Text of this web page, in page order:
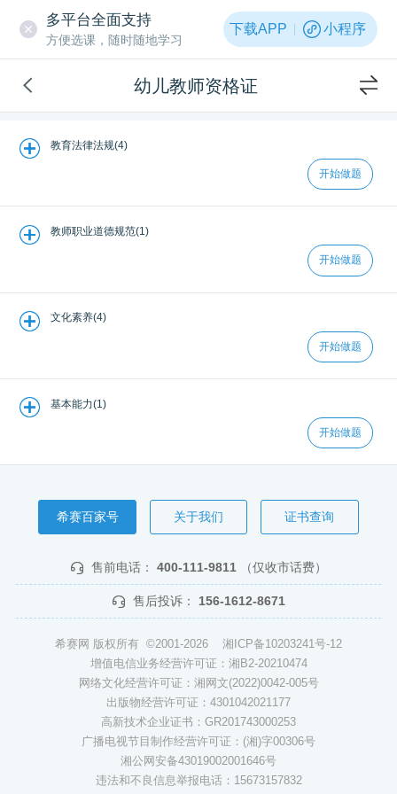
多平台全面支持
方便选课，随时随地学习
下载APP 小程序
幼儿教师资格证
教育法律法规(4)
开始做题
教师职业道德规范(1)
开始做题
文化素养(4)
开始做题
基本能力(1)
开始做题
希赛百家号 关于我们 证书查询
售前电话： 400-111-9811 （仅收市话费）
售后投诉： 156-1612-8671
希赛网 版权所有 ©2001-2026 湘ICP备10203241号-12
增值电信业务经营许可证：湘B2-20210474
网络文化经营许可证：湘网文(2022)0042-005号
出版物经营许可证：4301042021177
高新技术企业证书：GR201743000253
广播电视节目制作经营许可证：(湘)字00306号
湘公网安备43019002001646号
违法和不良信息举报电话：15673157832